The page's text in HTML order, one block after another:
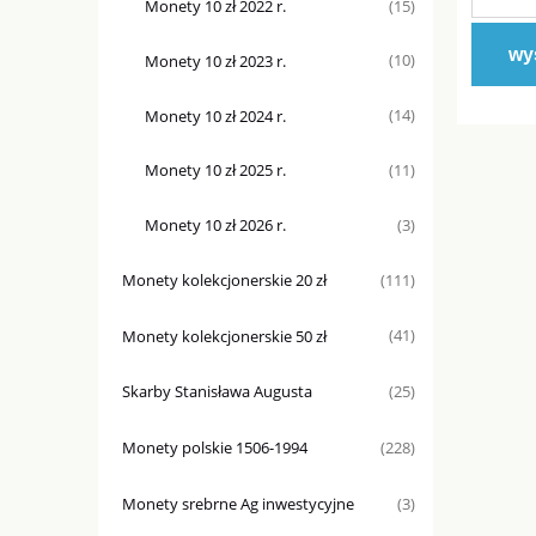
Monety 10 zł 2022 r. (15)
Monety 10 zł 2023 r. (10)
Monety 10 zł 2024 r. (14)
Monety 10 zł 2025 r. (11)
Monety 10 zł 2026 r. (3)
Monety kolekcjonerskie 20 zł (111)
Monety kolekcjonerskie 50 zł (41)
Skarby Stanisława Augusta (25)
Monety polskie 1506-1994 (228)
Monety srebrne Ag inwestycyjne (3)